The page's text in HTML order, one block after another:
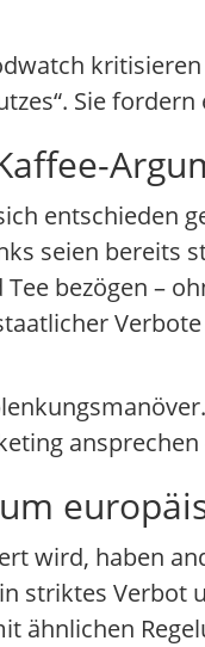
Sie
entschieden
seien bereits
bezögen –
wird, haben
striktes Verbot
ähnlichen